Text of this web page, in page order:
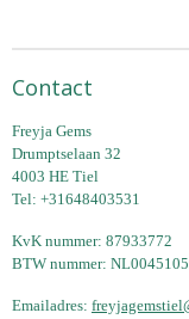
Contact
Freyja Gems
Drumptselaan 32
4003 HE Tiel
Tel: +31648403531
KvK nummer: 87933772
BTW nummer:
Emailadres: